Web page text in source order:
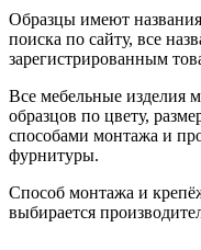
Образцы имеют
поиска по сайту, все
зарегистрированным
Все мебельные изделия
образцов по цвету,
способами монтажа и
фурнитуры.
Способ монтажа и
выбирается